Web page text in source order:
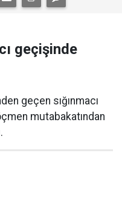
geçişinde
geçen sığınmacı
mutabakatından